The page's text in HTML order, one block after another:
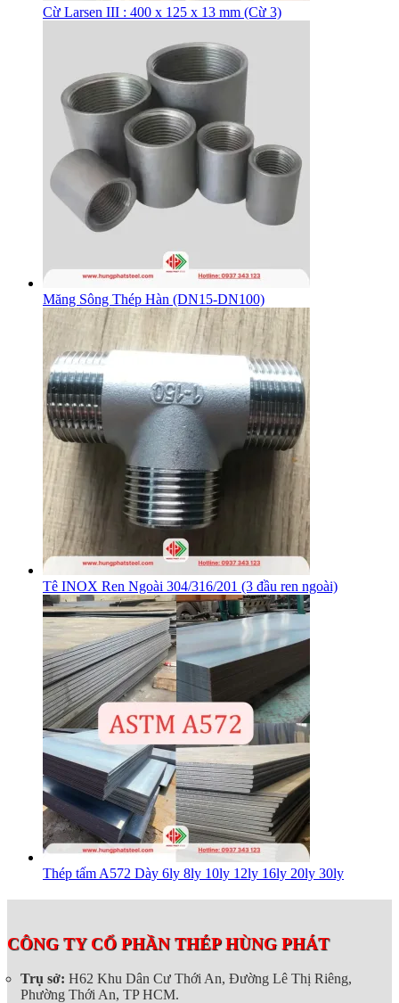
Cừ Larsen III : 400 x 125 x 13 mm (Cừ 3)
Măng Sông Thép Hàn (DN15-DN100)
Tê INOX Ren Ngoài 304/316/201 (3 đầu ren ngoài)
Thép tấm A572 Dày 6ly 8ly 10ly 12ly 16ly 20ly 30ly
CÔNG TY CỔ PHẦN THÉP HÙNG PHÁT
Trụ sở: H62 Khu Dân Cư Thới An, Đường Lê Thị Riêng,
Phường Thới An, TP HCM.